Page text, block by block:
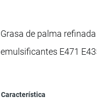
Grasa de palma
emulsificantes E471
Característica